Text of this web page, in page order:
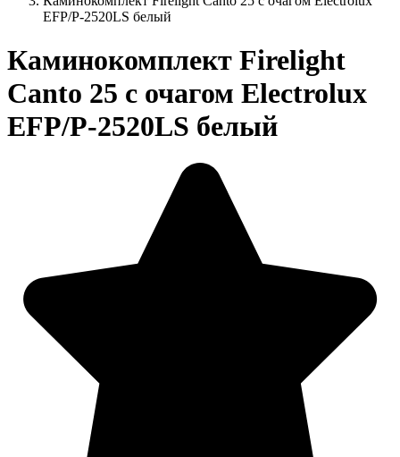
EFP/P-2520LS белый
Каминокомплект Firelight
Canto 25 с очагом Electrolux
EFP/P-2520LS белый